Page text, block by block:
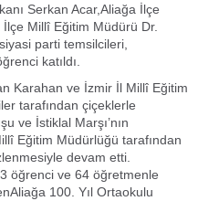
Serkan Acar,Aliağa İlçe
Millî Eğitim Müdürü Dr.
parti temsilcileri,
katıldı.
Karahan ve İzmir İl Millî Eğitim
tarafından çiçeklerle
ve İstiklal Marşı’nın
Eğitim Müdürlüğü tarafından
devam etti.
öğrenci ve 64 öğretmenle
100. Yıl Ortaokulu